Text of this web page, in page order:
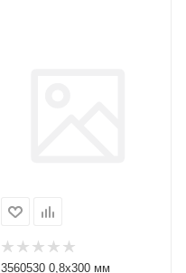
3560530 0,8х300 мм